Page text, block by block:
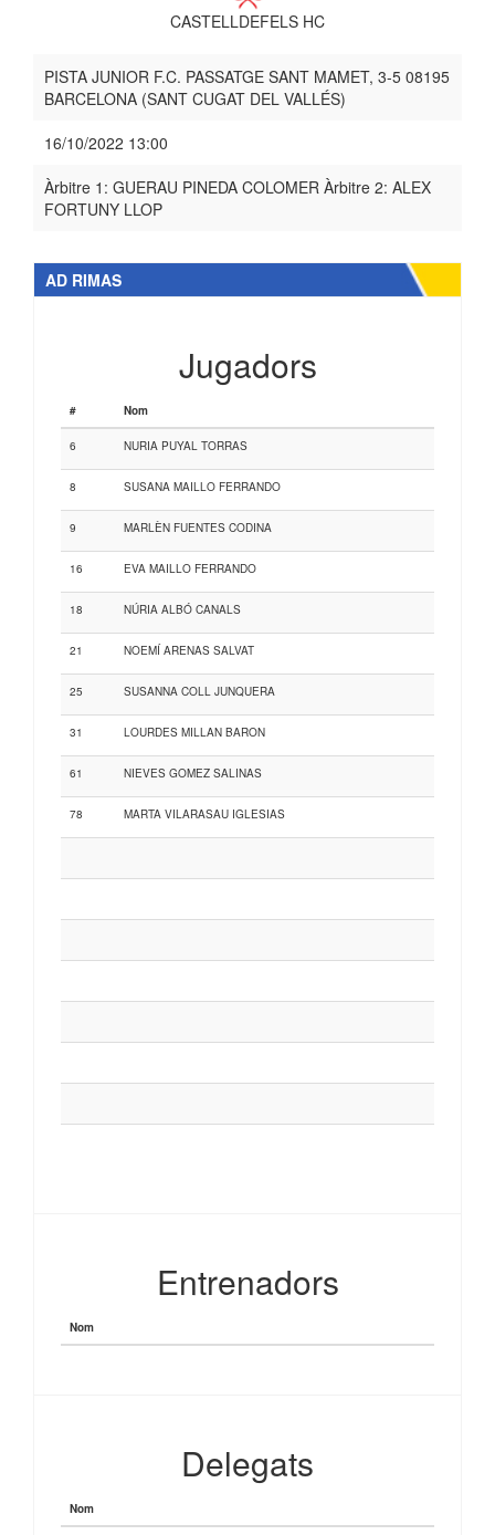
CASTELLDEFELS HC
PISTA JUNIOR F.C. PASSATGE SANT MAMET, 3-5 08195
BARCELONA (SANT CUGAT DEL VALLÉS)
16/10/2022 13:00
Àrbitre 1: GUERAU PINEDA COLOMER Àrbitre 2: ALEX
FORTUNY LLOP
AD RIMAS
Jugadors
# Nom
6 NURIA PUYAL TORRAS
8 SUSANA MAILLO FERRANDO
9 MARLÈN FUENTES CODINA
16 EVA MAILLO FERRANDO
18 NÚRIA ALBÓ CANALS
21 NOEMÍ ARENAS SALVAT
25 SUSANNA COLL JUNQUERA
31 LOURDES MILLAN BARON
61 NIEVES GOMEZ SALINAS
78 MARTA VILARASAU IGLESIAS
Entrenadors
Nom
Delegats
Nom